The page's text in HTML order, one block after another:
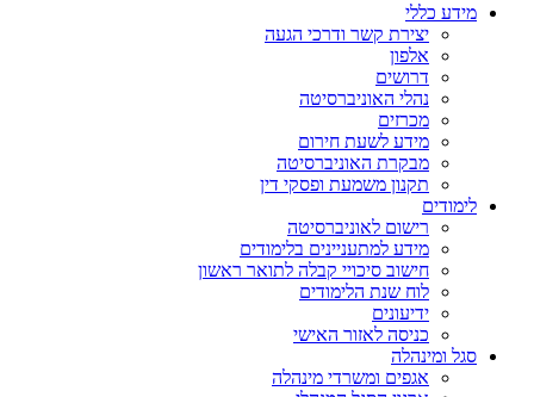
מידע כללי
יצירת קשר ודרכי הגעה
אלפון
דרושים
נהלי האוניברסיטה
מכרזים
מידע לשעת חירום
מבקרת האוניברסיטה
תקנון משמעת ופסקי דין
לימודים
רישום לאוניברסיטה
מידע למתעניינים בלימודים
חישוב סיכויי קבלה לתואר ראשון
לוח שנת הלימודים
ידיעונים
כניסה לאזור האישי
סגל ומינהלה
אגפים ומשרדי מינהלה